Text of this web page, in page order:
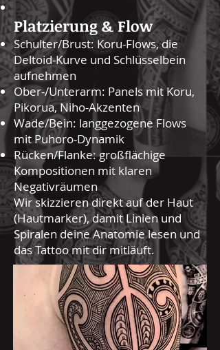
Platzierung & Flow
Schulter/Brust: Koru-Flows, die
Deltoid-Kurve und Schlüsselbein
aufnehmen
Ober-/Unterarm: Panels mit Koru,
Pikorua, Niho-Akzenten
Wade/Bein: langgezogene Flows
mit Puhoro-Dynamik
Rücken/Flanke: großflächige
Kompositionen mit klaren
Negativräumen
Wir skizzieren direkt auf der Haut
(Hautmarker), damit Linien und
Spiralen deine Anatomie lesen und
das Tattoo mit dir mitläuft.